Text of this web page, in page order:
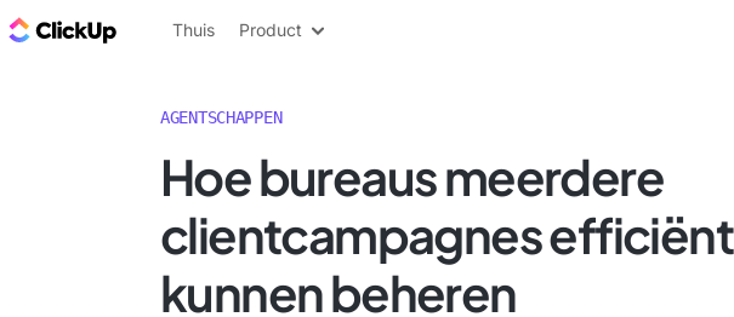
ClickUp Blog
Thuis Product
AGENTSCHAPPEN
Hoe bureaus meerdere
clientcampagnes efficiënt
kunnen beheren